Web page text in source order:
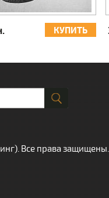
КУПИТЬ
Все права защищены.